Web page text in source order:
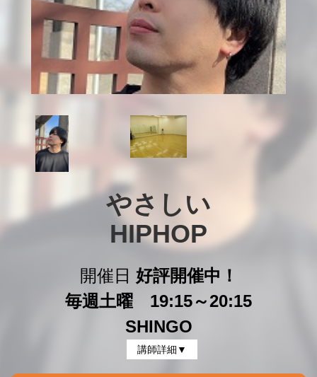
やさしい
HIPHOP
開催日 好評開催中！
毎週土曜 19:15～20:15
SHINGO
講師詳細▼